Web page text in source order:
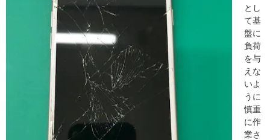
とし
て基
盤に
負荷
を与
えな
いよ
うに
慎重
に作
業さ